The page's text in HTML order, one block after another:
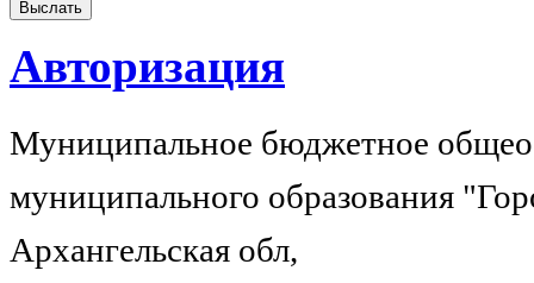
Авторизация
Муниципальное бюджетное
муниципального образования
Архангельская обл,